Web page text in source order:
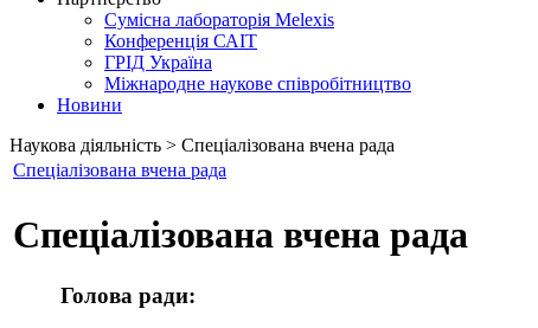
Сумісна лабораторія Melexis
Конференція САІТ
ГРІД Україна
Міжнародне наукове співробітництво
Новини
Наукова діяльність > Спеціалізована вчена рада
Спеціалізована вчена рада
Спеціалізована вчена рада
Голова ради: